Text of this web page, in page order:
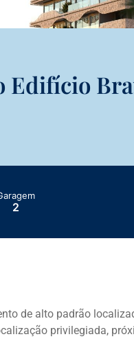
Edifício
2
de alto padrão
privilegiada,